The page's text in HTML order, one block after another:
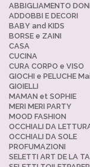
ABBIGLIAMENTO
ADDOBBI E DECORI
BABY and KIDS
BORSE e ZAINI
CASA
CUCINA
CURA CORPO e VISO
GIOCHI e PELUCHE
GIOIELLI
MAMAN et SOPHIE
MERI MERI PARTY
MOOD FASHION
OCCHIALI DA
OCCHIALI DA SOLE
PROFUMAZIONI
SELETTI ART DE LA